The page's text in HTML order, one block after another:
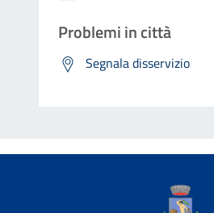
Problemi in città
Segnala disservizio